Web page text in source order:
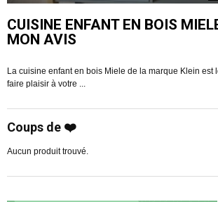
CUISINE ENFANT EN BOIS
MON AVIS
La cuisine enfant en bois Miele de la marque Klein est
faire plaisir à votre ...
Coups de ❤️
Aucun produit trouvé.